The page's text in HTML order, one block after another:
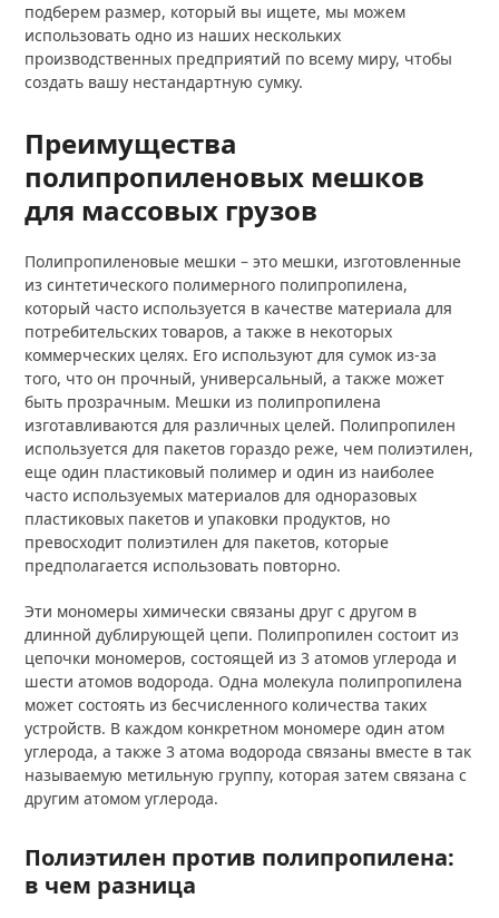
подберем размер, который вы ищете, мы можем
использовать одно из наших нескольких
производственных предприятий по всему миру, чтобы
создать вашу нестандартную сумку.
Преимущества
полипропиленовых мешков
для массовых грузов
Полипропиленовые мешки – это мешки, изготовленные
из синтетического полимерного полипропилена,
который часто используется в качестве материала для
потребительских товаров, а также в некоторых
коммерческих целях. Его используют для сумок из-за
того, что он прочный, универсальный, а также может
быть прозрачным. Мешки из полипропилена
изготавливаются для различных целей. Полипропилен
используется для пакетов гораздо реже, чем полиэтилен,
еще один пластиковый полимер и один из наиболее
часто используемых материалов для одноразовых
пластиковых пакетов и упаковки продуктов, но
превосходит полиэтилен для пакетов, которые
предполагается использовать повторно.
Эти мономеры химически связаны друг с другом в
длинной дублирующей цепи. Полипропилен состоит из
цепочки мономеров, состоящей из 3 атомов углерода и
шести атомов водорода. Одна молекула полипропилена
может состоять из бесчисленного количества таких
устройств. В каждом конкретном мономере один атом
углерода, а также 3 атома водорода связаны вместе в так
называемую метильную группу, которая затем связана с
другим атомом углерода.
Полиэтилен против полипропилена:
в чем разница